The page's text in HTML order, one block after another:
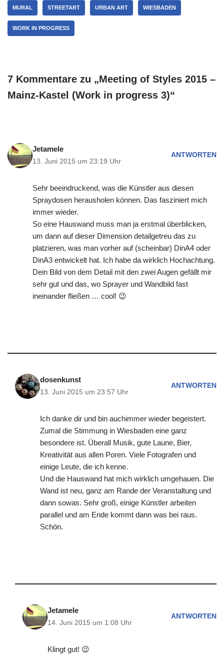
MURAL STREETART URBAN ART WIESBADEN
WORK IN PROGRESS
7 Kommentare zu „Meeting of Styles 2015 –
Mainz-Kastel (Work in progress 3)“
Jetamele
13. Juni 2015 um 23:19 Uhr
ANTWORTEN
Sehr beeindruckend, was die Künstler aus diesen
Spraydosen herausholen können. Das fasziniert mich
immer wieder.
So eine Hauswand muss man ja erstmal überblicken,
um dann auf dieser Dimension detailgetreu das zu
platzieren, was man vorher auf (scheinbar) DinA4 oder
DinA3 entwickelt hat. Ich habe da wirklich Hochachtung.
Dein Bild von dem Detail mit den zwei Augen gefällt mir
sehr gut und das, wo Sprayer und Wandbild fast
ineinander fließen … cool! 😉
dosenkunst
13. Juni 2015 um 23:57 Uhr
ANTWORTEN
Ich danke dir und bin auchimmer wieder begeistert.
Zumal die Stimmung in Wiesbaden eine ganz
besondere ist. Überall Musik, gute Laune, Bier,
Kreativität aus allen Poren. Viele Fotografen und
einige Leute, die ich kenne.
Und die Hauswand hat mich wirklich umgehauen. Die
Wand ist neu, ganz am Rande der Veranstaltung und
dann sowas. Sehr groß, einige Künstler arbeiten
parallel und am Ende kommt dann was bei raus.
Schön.
Jetamele
14. Juni 2015 um 1:08 Uhr
ANTWORTEN
Klingt gut! 😉